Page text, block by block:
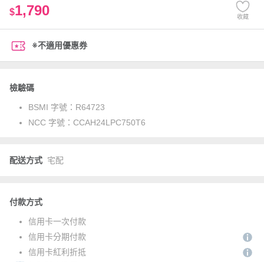
$1,790 收藏
※不適用優惠券
檢驗碼
BSMI 字號： R64723
NCC 字號： CCAH24LPC750T6
配送方式 宅配
付款方式
信用卡一次付款
信用卡分期付款
信用卡紅利折抵